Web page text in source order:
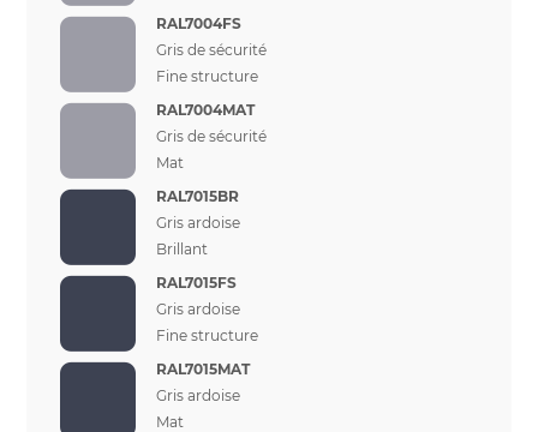
RAL7004FS
Gris de sécurité
Fine structure
RAL7004MAT
Gris de sécurité
Mat
RAL7015BR
Gris ardoise
Brillant
RAL7015FS
Gris ardoise
Fine structure
RAL7015MAT
Gris ardoise
Mat